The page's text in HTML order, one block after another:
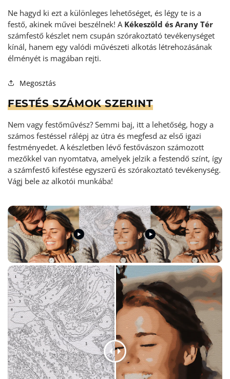
Ne hagyd ki ezt a különleges lehetőséget, és légy te is a
festő, akinek művei beszélnek! A Kékeszöld és Arany Tér
számfestő készlet nem csupán szórakoztató tevékenységet
kínál, hanem egy valódi művészeti alkotás létrehozásának
élményét is magában rejti.
Megosztás
FESTÉS SZÁMOK SZERINT
Nem vagy festőművész? Semmi baj, itt a lehetőség, hogy a
számos festéssel rálépj az útra és megfesd az első igazi
festményedet. A készletben lévő festővászon számozott
mezőkkel van nyomtatva, amelyek jelzik a festendő színt, így
a számfestő kifestése egyszerű és szórakoztató tevékenység.
Vágj bele az alkotói munkába!